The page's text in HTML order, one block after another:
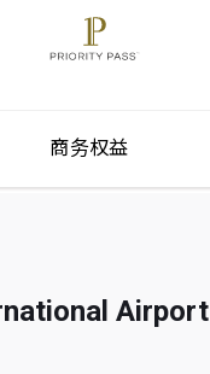
商务权益
Airport